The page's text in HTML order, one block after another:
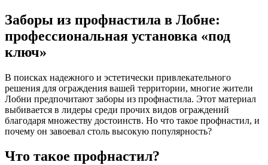
Заборы из профнастила в Лобне:
профессиональная установка «под
ключ»
В поисках надежного и эстетически привлекательного
решения для ограждения вашей территории, многие жители
Лобни предпочитают заборы из профнастила. Этот материал
выбивается в лидеры среди прочих видов ограждений
благодаря множеству достоинств. Но что такое профнастил, и
почему он завоевал столь высокую популярность?
Что такое профнастил?